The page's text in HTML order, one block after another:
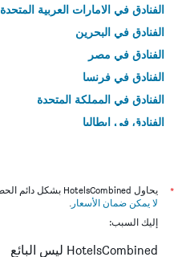
الفنادق في الامارات العربية المتحدة
الفنادق في البحرين
الفنادق في مصر
الفنادق في فرنسا
الفنادق في المملكة المتحدة
الفنادق في إيطاليا
*
يحاول HotelsCombined بشكل دائم الحصول على الأسعار الدقيقة، ولكن
لا يمكن ضمان الأسعار .
إليك السبب:
HotelsCombined ليس البائع